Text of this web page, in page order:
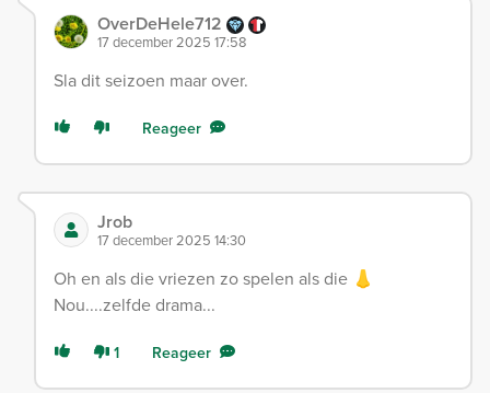
OverDeHele712
17 december 2025 17:58
Sla dit seizoen maar over.
Reageer
Jrob
17 december 2025 14:30
Oh en als die vriezen zo spelen als die 👃
Nou....zelfde drama...
1 Reageer